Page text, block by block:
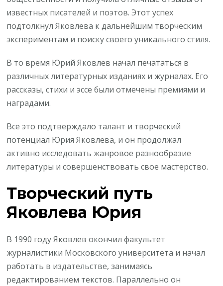
известных писателей и поэтов. Этот успех
подтолкнул Яковлева к дальнейшим творческим
экспериментам и поиску своего уникального стиля.
В то время Юрий Яковлев начал печататься в
различных литературных изданиях и журналах. Его
рассказы, стихи и эссе были отмечены премиями и
наградами.
Все это подтверждало талант и творческий
потенциал Юрия Яковлева, и он продолжал
активно исследовать жанровое разнообразие
литературы и совершенствовать свое мастерство.
Творческий путь
Яковлева Юрия
В 1990 году Яковлев окончил факультет
журналистики Московского университета и начал
работать в издательстве, занимаясь
редактированием текстов. Параллельно он